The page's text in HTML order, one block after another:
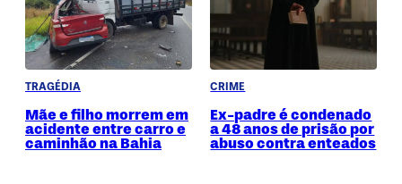
TRAGÉDIA
Mãe e filho morrem em
acidente entre carro e
caminhão na Bahia
CRIME
Ex-padre é condenado
a 48 anos de prisão por
abuso contra enteados